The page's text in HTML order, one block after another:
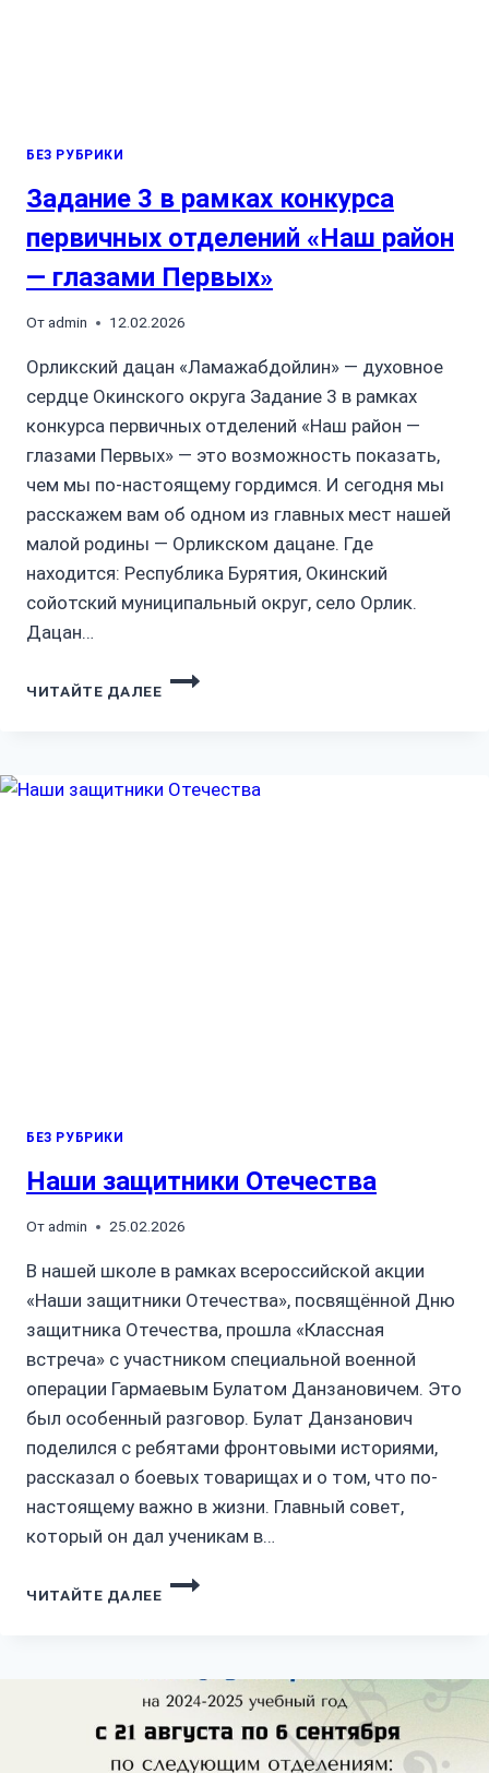
БЕЗ РУБРИКИ
Задание 3 в рамках конкурса
первичных отделений «Наш район
— глазами Первых»
Отadmin 12.02.2026
Орликский дацан «Ламажабдойлин» — духовное
сердце Окинского округа Задание 3 в рамках
конкурса первичных отделений «Наш район —
глазами Первых» — это возможность показать,
чем мы по-настоящему гордимся. И сегодня мы
расскажем вам об одном из главных мест нашей
малой родины — Орликском дацане. Где
находится: Республика Бурятия, Окинский
сойотский муниципальный округ, село Орлик.
Дацан…
ЧИТАЙТЕ ДАЛЕЕ
ЗАДАНИЕ
3
ПЕРВИЧНЫХ
БЕЗ РУБРИКИ
Наши защитники Отечества
Отadmin 25.02.2026
В нашей школе в рамках всероссийской акции
«Наши защитники Отечества», посвящённой Дню
защитника Отечества, прошла «Классная
встреча» с участником специальной военной
операции Гармаевым Булатом Данзановичем. Это
был особенный разговор. Булат Данзанович
поделился с ребятами фронтовыми историями,
рассказал о боевых товарищах и о том, что по-
настоящему важно в жизни. Главный совет,
который он дал ученикам в…
ЧИТАЙТЕ ДАЛЕЕ
НАШИ
ЗАЩИТНИКИ